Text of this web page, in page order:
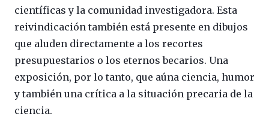
científicas y la comunidad investigadora. Esta
reivindicación también está presente en dibujos
que aluden directamente a los recortes
presupuestarios o los eternos becarios. Una
exposición, por lo tanto, que aúna ciencia, humor
y también una crítica a la situación precaria de la
ciencia.